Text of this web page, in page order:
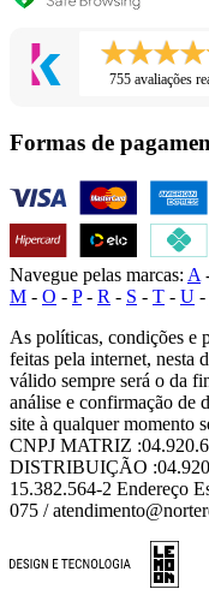
755 avaliações
Formas de
Navegue pelas marcas: A
M - O - P- R - S - T - U -
As políticas, condições e
feitas pela internet, nesta
válido sempre será o da
análise e confirmação de
site à qualquer momento
CNPJ MATRIZ
DISTRIBUIÇÃO
15.382.564-2 Endereço
075 /